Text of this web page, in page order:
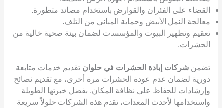
القضاء على الفئران والقوارض باستخدام مصائد متطورة.
معالجة النمل الأبيض وحماية المباني من التلف.
تعقيم وتطهير البيوت والمؤسسات لضمان بيئة صحية خالية من
الحشرات.
تضمن شركات إبادة الحشرات في حلوان تقديم خدمات متابعة
دورية لضمان عدم عودة الحشرات مرة أخرى، مع تقديم نصائح
وإرشادات للحفاظ على نظافة المكان. بفضل خبرتها الطويلة
واستخدامها لأحدث المعدات، تقدم هذه الشركات حلولاً سريعة